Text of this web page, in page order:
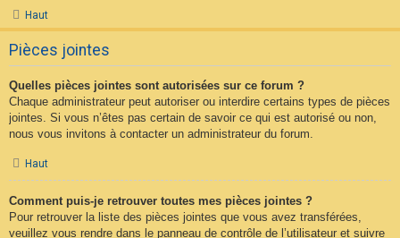
Haut
Pièces jointes
Quelles pièces jointes sont autorisées sur ce forum ?
Chaque administrateur peut autoriser ou interdire certains types de pièces
jointes. Si vous n’êtes pas certain de savoir ce qui est autorisé ou non,
nous vous invitons à contacter un administrateur du forum.
Haut
Comment puis-je retrouver toutes mes pièces jointes ?
Pour retrouver la liste des pièces jointes que vous avez transférées,
veuillez vous rendre dans le panneau de contrôle de l’utilisateur et suivre